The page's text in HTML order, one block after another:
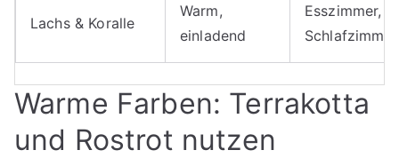
Lachs & Koralle
Warm,
einladend
Esszimmer,
Schlafzimmer
Warme Farben: Terrakotta
und Rostrot nutzen